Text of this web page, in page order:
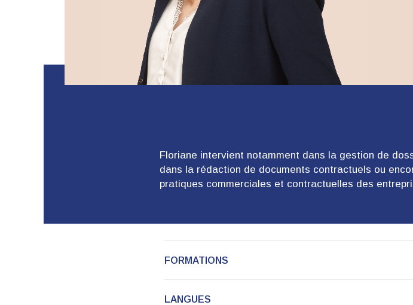
Floriane intervient notamment dans la gestion de
dans la rédaction de documents contractuels ou
pratiques commerciales et contractuelles des
FORMATIONS
LANGUES